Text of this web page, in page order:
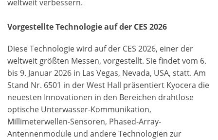
weltweit verbessern.
Vorgestellte Technologie auf der CES 2026
Diese Technologie wird auf der CES 2026, einer der
weltweit größten Messen, vorgestellt. Sie findet vom 6.
bis 9. Januar 2026 in Las Vegas, Nevada, USA, statt. Am
Stand Nr. 6501 in der West Hall präsentiert Kyocera die
neuesten Innovationen in den Bereichen drahtlose
optische Unterwasser-Kommunikation,
Millimeterwellen-Sensoren, Phased-Array-
Antennenmodule und andere Technologien zur